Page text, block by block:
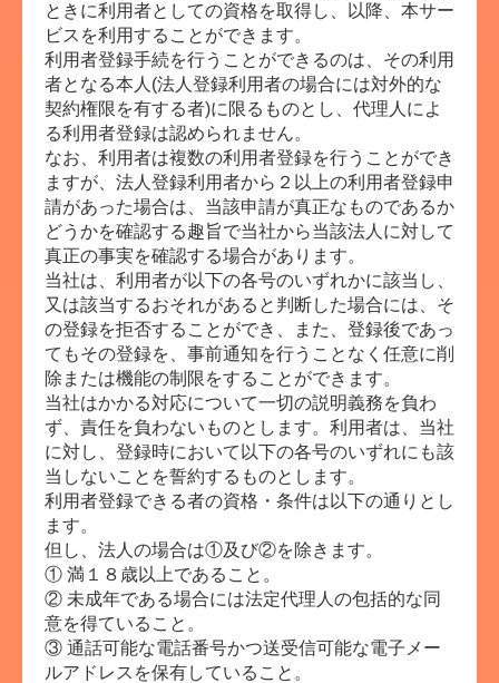
ときに利用者としての資格を取得し、以降、本サー
ビスを利用することができます。
利用者登録手続を行うことができるのは、その利用
者となる本人(法人登録利用者の場合には対外的な
契約権限を有する者)に限るものとし、代理人によ
る利用者登録は認められません。
なお、利用者は複数の利用者登録を行うことができ
ますが、法人登録利用者から２以上の利用者登録申
請があった場合は、当該申請が真正なものであるか
どうかを確認する趣旨で当社から当該法人に対して
真正の事実を確認する場合があります。
当社は、利用者が以下の各号のいずれかに該当し、
又は該当するおそれがあると判断した場合には、そ
の登録を拒否することができ、また、登録後であっ
てもその登録を、事前通知を行うことなく任意に削
除または機能の制限をすることができます。
当社はかかる対応について一切の説明義務を負わ
ず、責任を負わないものとします。利用者は、当社
に対し、登録時において以下の各号のいずれにも該
当しないことを誓約するものとします。
利用者登録できる者の資格・条件は以下の通りとし
ます。
但し、法人の場合は①及び②を除きます。
① 満１８歳以上であること。
② 未成年である場合には法定代理人の包括的な同
意を得ていること。
③ 通話可能な電話番号かつ送受信可能な電子メー
ルアドレスを保有していること。